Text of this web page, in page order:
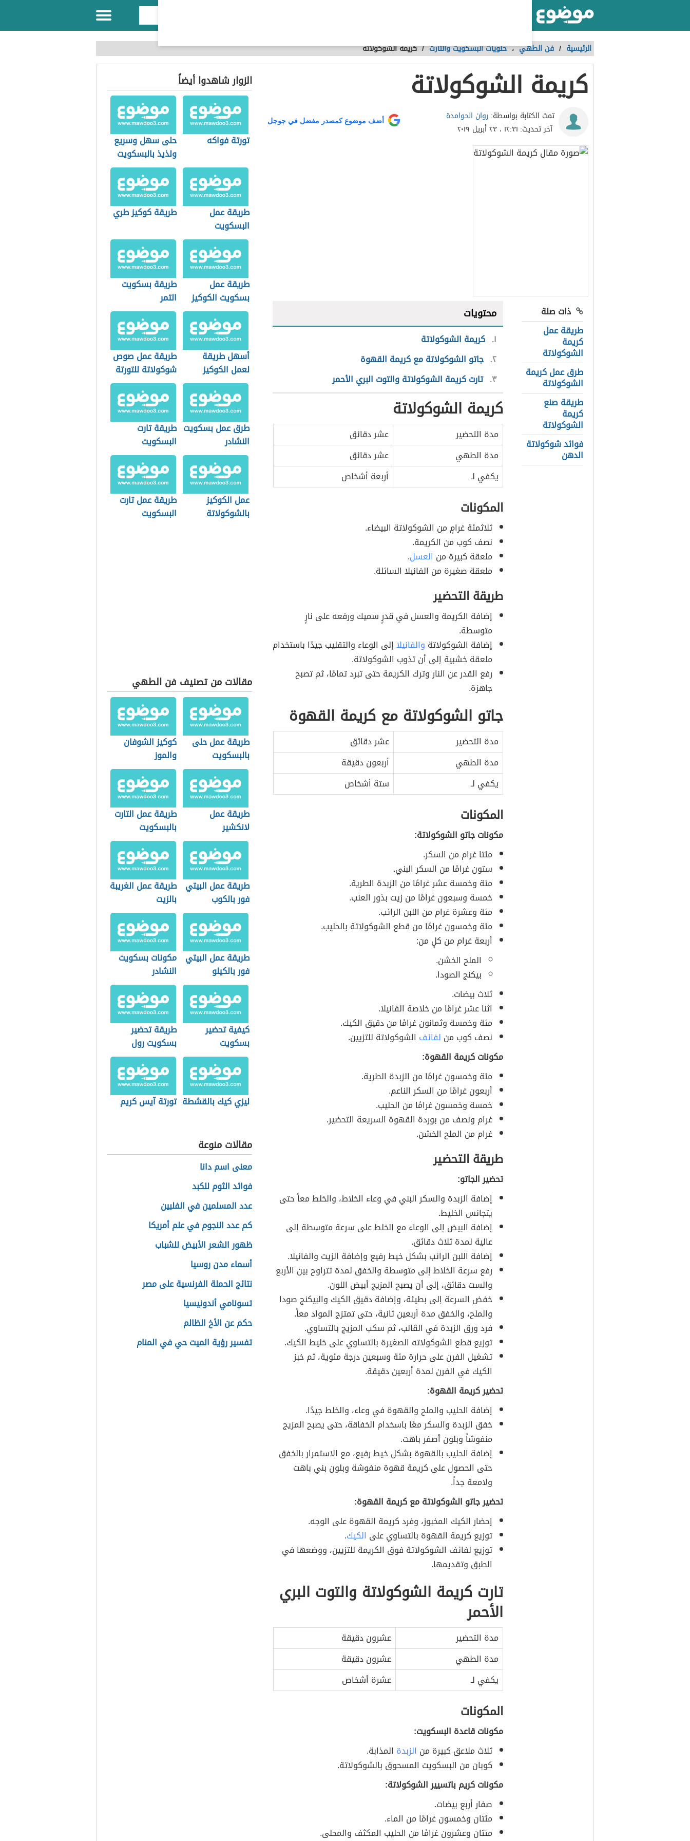
الرئيسية / فن الطهي،حلويات البسكويت والتارت /كريمة الشوكولاتة
كريمة الشوكولاتة
تمت الكتابة بواسطة: روان الحوامدة
آخر تحديث: ١٢:٣١ ، ٢٣ أبريل ٢٠١٩
أضف موضوع كمصدر مفضل في جوجل
ذات صلة
طريقة عمل
كريمة
الشوكولاتة
طرق عمل كريمة
الشوكولاتة
طريقة صنع
كريمة
الشوكولاتة
فوائد شوكولاتة
الدهن
محتويات
١ كريمة الشوكولاتة
٢ جاتو الشوكولاتة مع كريمة القهوة
٣ تارت كريمة الشوكولاتة والتوت البري الأحمر
كريمة الشوكولاتة
مدة التحضير
عشر دقائق
مدة الطهي
عشر دقائق
يكفي لـ
أربعة أشخاص
المكونات
ثلاثمئة غرامٍ من الشوكولاتة البيضاء.
نصف كوب من الكريمة.
ملعقة كبيرة من العسل.
ملعقة صغيرة من الفانيلا السائلة.
طريقة التحضير
إضافة الكريمة والعسل في قدرٍ سميك ورفعه على نارٍ
متوسطة.
إضافة الشوكولاتة والفانيلاإلى الوعاء والتقليب جيدًا باستخدام
ملعقة خشبية إلى أن تذوب الشوكولاتة.
رفع القدر عن النار وترك الكريمة حتى تبرد تمامًا، ثم تصبح
جاهزة.
جاتو الشوكولاتة مع كريمة القهوة
مدة التحضير
عشر دقائق
مدة الطهي
أربعون دقيقة
يكفي لـ
ستة أشخاص
المكونات
مكونات جاتو الشوكولاتة:
مئتا غرام من السكر.
ستون غرامًا من السكر البني.
مئة وخمسة عشر غرامًا من الزبدة الطرية.
خمسة وسبعون غرامًا من زيت بذور العنب.
مئة وعشرة غرام من اللبن الرائب.
مئة وخمسون غرامًا من قطع الشوكولاتة بالحليب.
أربعة غرام من كلٍ من:
الملح الخشن.
بيكنج الصودا.
ثلاث بيضات.
اثنا عشر غرامًا من خلاصة الفانيلا.
مئة وخمسة وثمانون غرامًا من دقيق الكيك.
نصف كوب من لفائف الشوكولاتة للتزيين.
مكونات كريمة القهوة:
مئة وخمسون غرامًا من الزبدة الطرية.
أربعون غرامًا من السكر الناعم.
خمسة وخمسون غرامًا من الحليب.
غرام ونصف من بوردة القهوة السريعة التحضير.
غرام من الملح الخشن.
طريقة التحضير
تحضير الجاتو:
إضافة الزبدة والسكر البني في وعاء الخلاط، والخلط معاً حتى
يتجانس الخليط.
إضافة البيض إلى الوعاء مع الخلط على سرعة متوسطة إلى
عالية لمدة ثلاث دقائق.
إضافة اللبن الرائب بشكل خيط رفيع وإضافة الزيت والفانيلا.
رفع سرعة الخلاط إلى متوسطة والخفق لمدة تتراوح بين الأربع
والست دقائق، إلى أن يصبح المزيج أبيض اللون.
خفض السرعة إلى بطيئة، وإضافة دقيق الكيك والبيكنج صودا
والملح، والخفق مدة أربعين ثانية، حتى تمتزج المواد معاً.
فرد ورق الزبدة في القالب، ثم سكب المزيج بالتساوي.
توزيع قطع الشوكولاته الصغيرة بالتساوي على خليط الكيك.
تشغيل الفرن على حرارة مئة وسبعين درجة مئوية، ثم خبز
الكيك في الفرن لمدة أربعين دقيقة.
تحضير كريمة القهوة:
إضافة الحليب والملح والقهوة في وعاء، والخلط جيدًا.
خفق الزبدة والسكر معًا باسخدام الخفاقة، حتى يصبح المزيج
منفوشاً وبلون أصفر باهت.
إضافة الحليب بالقهوة بشكل خيط رفيع، مع الاستمرار بالخفق
حتى الحصول على كريمة قهوة منفوشة وبلون بني باهت
ولامعة جداً.
تحضير جاتو الشوكولاتة مع كريمة القهوة:
إحضار الكيك المخبوز، وفرد كريمة القهوة على الوجه.
توزيع كريمة القهوة بالتساوي على الكيك.
توزيع لفائف الشوكولاتة فوق الكريمة للتزيين، ووضعها في
الطبق وتقديمها.
تارت كريمة الشوكولاتة والتوت البري
الأحمر
مدة التحضير
عشرون دقيقة
مدة الطهي
عشرون دقيقة
يكفي لـ
عشرة أشخاص
المكونات
مكونات قاعدة البسكويت:
ثلاث ملاعق كبيرة من الزبدة المذابة.
كوبان من البسكويت المسحوق بالشوكولاتة.
مكونات كريم باتسيير الشوكولاتة:
صفار أربع بيضات.
مئتان وخمسون غرامًا من الماء.
مئتان وعشرون غرامًا من الحليب المكثف والمحلى.
الزوار شاهدوا أيضاً
تورتة فواكه
حلى سهل وسريع
ولذيذ بالبسكويت
طريقة عمل
البسكويت
بالشوكولاته
طريقة كوكيز طري
طريقة عمل
بسكويت الكوكيز
طريقة بسكويت
التمر
أسهل طريقة
لعمل الكوكيز
طريقة عمل صوص
شوكولاتة للتورتة
طرق عمل بسكويت
النشادر
طريقة تارت
البسكويت
عمل الكوكيز
بالشوكولاتة
طريقة عمل تارت
البسكويت
مقالات من تصنيف فن الطهي
طريقة عمل حلى
بالبسكويت
كوكيز الشوفان
والموز
طريقة عمل
لانكشير
طريقة عمل التارت
بالبسكويت
طريقة عمل البيتي
فور بالكوب
طريقة عمل الغريبة
بالزيت
طريقة عمل البيتي
فور بالكيلو
مكونات بسكويت
النشادر
كيفية تحضير
بسكويت
بالشوكولاتة
طريقة تحضير
بسكويت رول
ليزي كيك بالقشطة تورتة آيس كريم
مقالات منوعة
معنى اسم دانا
فوائد الثوم للكبد
عدد المسلمين في الفلبين
كم عدد النجوم في علم أمريكا
ظهور الشعر الأبيض للشباب
أسماء مدن روسيا
نتائج الحملة الفرنسية على مصر
تسونامي أندونيسيا
حكم عن الأخ الظالم
تفسير رؤية الميت حي في المنام